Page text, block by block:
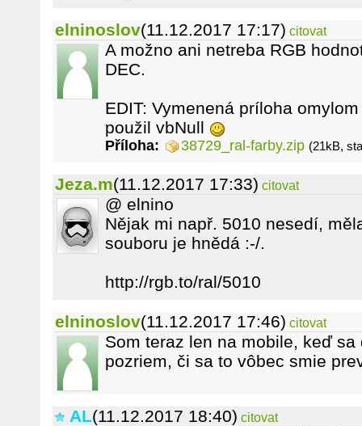
elninoslov(11.12.2017 17:17) citovat
A možno ani netreba RGB
DEC.
EDIT: Vymenená príloha
použil vbNull
Příloha: 38729_ral-farby.zip (21kB,
Jeza.m(11.12.2017 17:33) citovat
@ elnino
Nějak mi např. 5010 nesedí,
souboru je hnědá :-/.
http://rgb.to/ral/5010
elninoslov(11.12.2017 17:46) citovat
Som teraz len na mobile, keď sa
pozriem, či sa to vôbec smie
AL(11.12.2017 18:40) citovat